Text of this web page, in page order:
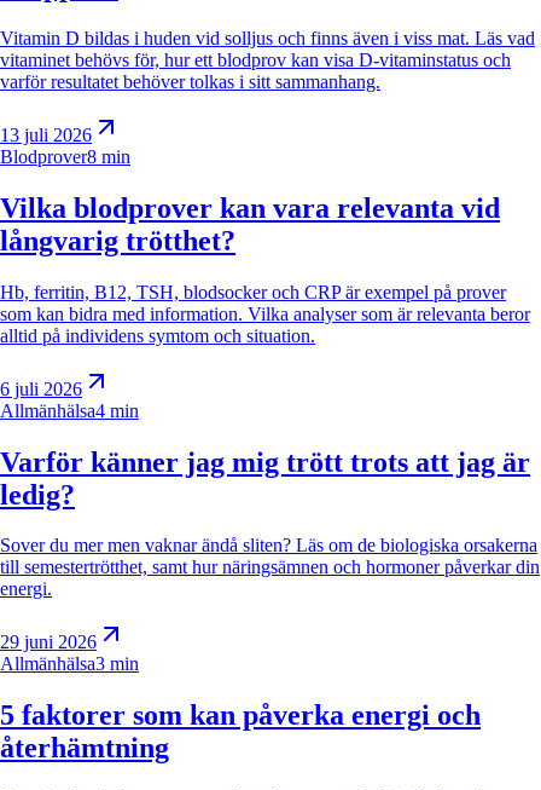
Vitamin D bildas i huden vid solljus och finns även i viss mat. Läs vad
vitaminet behövs för, hur ett blodprov kan visa D-vitaminstatus och
varför resultatet behöver tolkas i sitt sammanhang.
13 juli 2026
Blodprover8 min
Vilka blodprover kan vara relevanta vid
långvarig trötthet?
Hb, ferritin, B12, TSH, blodsocker och CRP är exempel på prover
som kan bidra med information. Vilka analyser som är relevanta beror
alltid på individens symtom och situation.
6 juli 2026
Allmänhälsa4 min
Varför känner jag mig trött trots att jag är
ledig?
Sover du mer men vaknar ändå sliten? Läs om de biologiska orsakerna
till semestertrötthet, samt hur näringsämnen och hormoner påverkar din
energi.
29 juni 2026
Allmänhälsa3 min
5 faktorer som kan påverka energi och
återhämtning